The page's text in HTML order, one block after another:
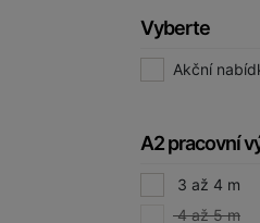
Vyberte
Akční
A2 pracovní
3 až 4 m
4 až 5 m